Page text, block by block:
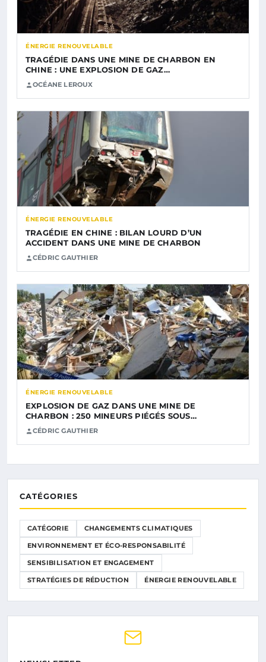
ÉNERGIE RENOUVELABLE
TRAGÉDIE DANS UNE MINE DE CHARBON EN
CHINE : UNE EXPLOSION DE GAZ…
OCÉANE LEROUX
ÉNERGIE RENOUVELABLE
TRAGÉDIE EN CHINE : BILAN LOURD D’UN
ACCIDENT DANS UNE MINE DE CHARBON
CÉDRIC GAUTHIER
ÉNERGIE RENOUVELABLE
EXPLOSION DE GAZ DANS UNE MINE DE
CHARBON : 250 MINEURS PIÉGÉS SOUS…
CÉDRIC GAUTHIER
CATÉGORIES
CATÉGORIE CHANGEMENTS CLIMATIQUES
ENVIRONNEMENT ET ÉCO-RESPONSABILITÉ
SENSIBILISATION ET ENGAGEMENT
STRATÉGIES DE RÉDUCTION ÉNERGIE RENOUVELABLE